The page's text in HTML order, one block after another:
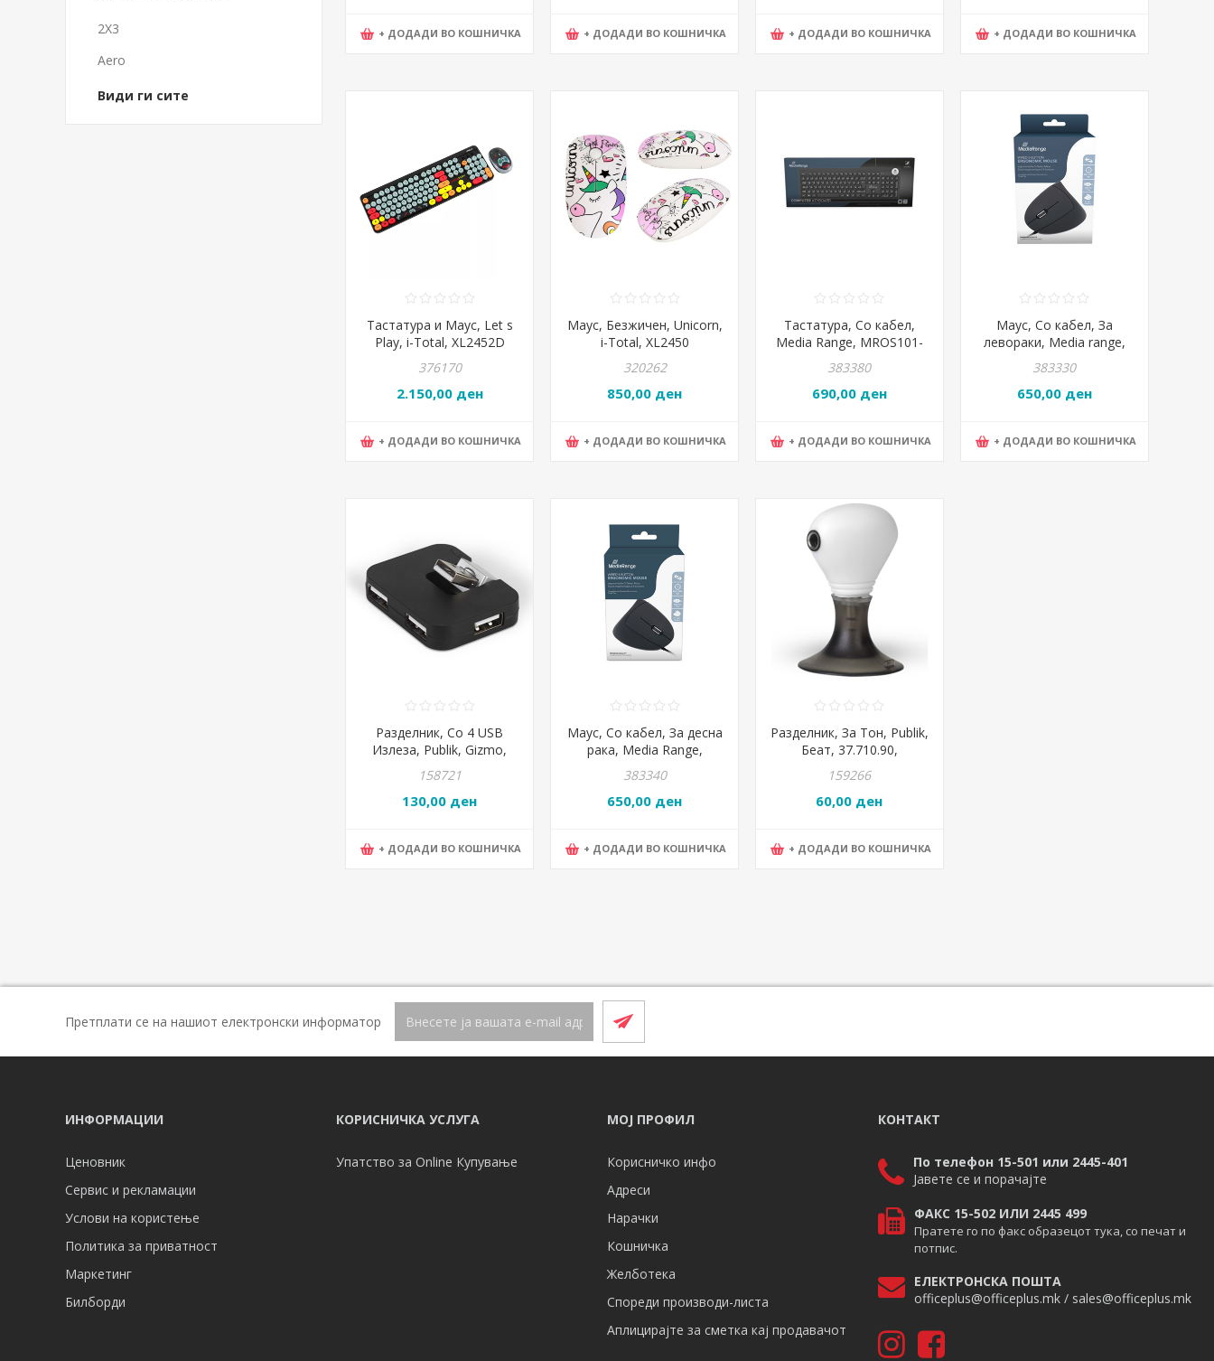
+ ДОДАДИ ВО КОШНИЧКА + ДОДАДИ ВО КОШНИЧКА + ДОДАДИ ВО КОШНИЧКА + ДОДАДИ ВО КОШНИЧКА
Тастатура и Маус, Let s
Play, i-Total, XL2452D
376170
2.150,00 ден
+ ДОДАДИ ВО КОШНИЧКА
Маус, Безжичен, Unicorn,
i-Total, XL2450
320262
850,00 ден
+ ДОДАДИ ВО КОШНИЧКА
Tастатура, Со кабел,
Media Range, MROS101-
HRSI, Црна
383380
690,00 ден
+ ДОДАДИ ВО КОШНИЧКА
Маус, Со кабел, За
левораки, Media range,
MROS231, Црна
383330
650,00 ден
+ ДОДАДИ ВО КОШНИЧКА
Разделник, Со 4 USB
Излеза, Publik, Gizmo,
37.790.10, 5.2*4.1*1цм,
Црна
158721
130,00 ден
+ ДОДАДИ ВО КОШНИЧКА
Маус, Со кабел, За десна
рака, Media Range,
MROS230, Црна
383340
650,00 ден
+ ДОДАДИ ВО КОШНИЧКА
Разделник, За Тон, Publik,
Беат, 37.710.90,
3.1*4.7*3.1цм, Белa
159266
60,00 ден
+ ДОДАДИ ВО КОШНИЧКА
2X3
Aero
Види ги сите
Претплати се на нашиот електронски информатор
ИНФОРМАЦИИ
Ценовник
Сервис и рекламации
Услови на користење
Политика за приватност
Маркетинг
Билборди
КОРИСНИЧКА УСЛУГА
Упатство за Online Купување
МОЈ ПРОФИЛ
Корисничко инфо
Адреси
Нарачки
Кошничка
Желботека
Спореди производи-листа
Аплицирајте за сметка кај продавачот
КОНТАКТ
По телефон 15-501 или 2445-401
Јавете се и порачајте
ФАКС 15-502 ИЛИ 2445 499
Пратете го по факс образецот тука, со печат и
потпис.
ЕЛЕКТРОНСКА ПОШТА
officeplus@officeplus.mk / sales@officeplus.mk